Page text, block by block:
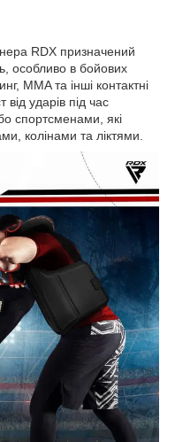
RDX призначений
особливо в бойових
MMA та інші контактні
ударів під час
спортсменами, які
колінами та ліктями.